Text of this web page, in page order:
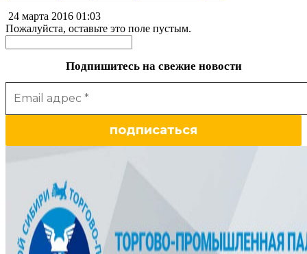
24 марта 2016 01:03
Пожалуйста, оставьте это поле пустым.
Подпишитесь на свежие новости